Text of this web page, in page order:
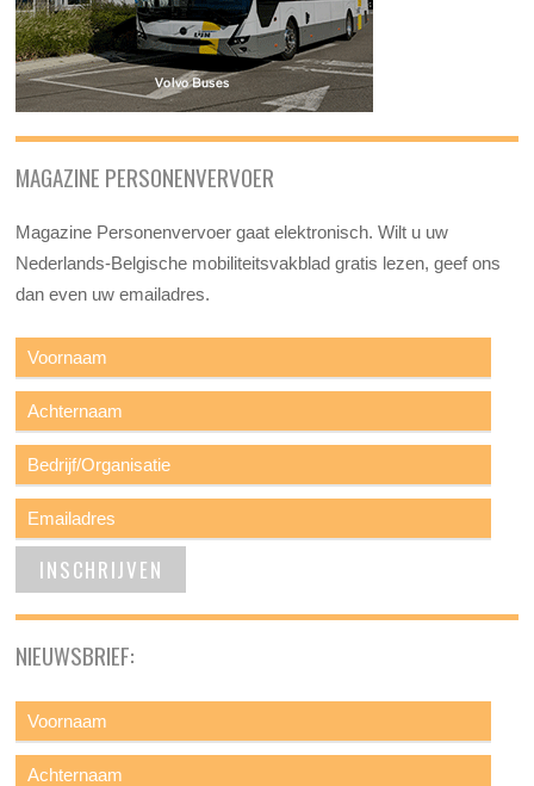
MAGAZINE PERSONENVERVOER
Magazine Personenvervoer gaat elektronisch. Wilt u uw
Nederlands-Belgische mobiliteitsvakblad gratis lezen, geef ons
dan even uw emailadres.
NIEUWSBRIEF: